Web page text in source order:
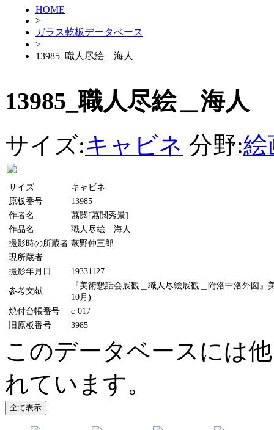
HOME
>
ガラス乾板データベース
>
13985_職人尽絵＿海人
13985_職人尽絵＿海人
サイズ:キャビネ 分野:絵
サイズ
キャビネ
原板番号
13985
作者名
茘閲[茘閲秀景]
作品名
職人尽絵＿海人
撮影時の所蔵者 萩野仲三郎
現所蔵者
撮影年月日
19331127
参考文献
『美術懇話会展観＿職人尽絵展観＿附洛中洛外図
10月)
焼付台帳番号
c-017
旧原板番号
3985
このデータベースには
れています。